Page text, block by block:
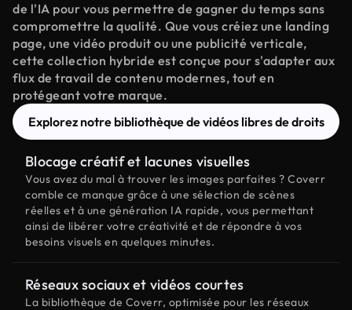
de l'IA pour vous permettre de gagner du temps sans
compromettre la qualité. Que vous créiez une landing
page, une vidéo produit ou une publicité verticale,
cette collection hybride est conçue pour s'adapter aux
flux de travail de contenu modernes, tout en
protégeant votre marque.
Explorez notre bibliothèque de vidéos libres de droits
Blocage créatif et lacunes visuelles
Vous avez du mal à trouver les images parfaites ? Coverr
comble ce manque grâce à une sélection de scènes
réelles et à une génération IA rapide, vous permettant
ainsi de libérer votre créativité et de répondre à vos
besoins visuels en quelques minutes.
Réseaux sociaux et vidéos courtes
La bibliothèque de Coverr, optimisée pour les réseaux